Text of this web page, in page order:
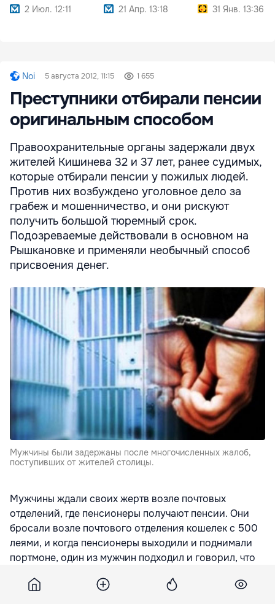
2 Июл. 12:11
21 Апр. 13:18
31 Янв. 13:36
Noi 5 августа 2012, 11:15 1 655
Преступники отбирали пенсии
оригинальным способом
Правоохранительные органы задержали двух
жителей Кишинева 32 и 37 лет, ранее судимых,
которые отбирали пенсии у пожилых людей.
Против них возбуждено уголовное дело за
грабеж и мошенничество, и они рискуют
получить большой тюремный срок.
Подозреваемые действовали в основном на
Рышкановке и применяли необычный способ
присвоения денег.
Мужчины были задержаны после многочисленных жалоб,
поступивших от жителей столицы.
Мужчины ждали своих жертв возле почтовых
отделений, где пенсионеры получают пенсии. Они
бросали возле почтового отделения кошелек с 500
леями, и когда пенсионеры выходили и поднимали
портмоне, один из мужчин подходил и говорил, что
деньги, после чего последний исчезал. После этого,